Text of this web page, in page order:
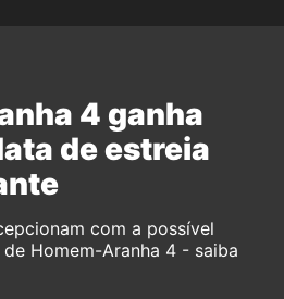
4 ganha
de estreia
com a possível
Homem-Aranha 4 - saiba